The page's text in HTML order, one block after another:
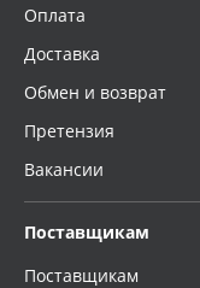
Оплата
Доставка
Обмен и возврат
Претензия
Вакансии
Поставщикам
Поставщикам